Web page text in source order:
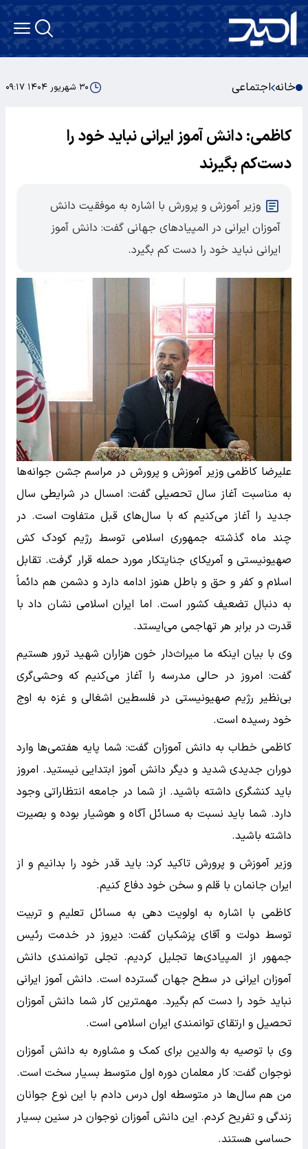
خانه اجتماعی ۳۰ شهریور ۱۴۰۴ ۰۹:۱۷
کاظمی: دانش آموز ایرانی نباید خود را
دست‌کم بگیرند
وزیر آموزش و پرورش با اشاره به موفقیت دانش
آموزان ایرانی در المپیادهای جهانی گفت: دانش آموز
ایرانی نباید خود را دست کم بگیرد.
علیرضا کاظمی وزیر آموزش و پرورش در مراسم جشن جوانه‌ها
به مناسبت آغاز سال تحصیلی گفت: امسال در شرایطی سال
جدید را آغاز می‌کنیم که با سال‌های قبل متفاوت است. در
چند ماه گذشته جمهوری اسلامی توسط رژیم کودک کش
صهیونیستی و آمریکای جنایتکار مورد حمله قرار گرفت. تقابل
اسلام و کفر و حق و باطل هنوز ادامه دارد و دشمن هم دائماً
به دنبال تضعیف کشور است. اما ایران اسلامی نشان داد با
قدرت در برابر هر تهاجمی می‌ایستد.
وی با بیان اینکه ما میراث‌دار خون هزاران شهید ترور هستیم
گفت: امروز در حالی مدرسه را آغاز می‌کنیم که وحشی‌گری
بی‌نظیر رژیم صهیونیستی در فلسطین اشغالی و غزه به اوج
خود رسیده است.
کاظمی خطاب به دانش آموزان گفت: شما پایه هفتمی‌ها وارد
دوران جدیدی شدید و دیگر دانش آموز ابتدایی نیستید. امروز
باید کنشگری داشته باشید. از شما در جامعه انتظاراتی وجود
دارد. شما باید نسبت به مسائل آگاه و هوشیار بوده و بصیرت
داشته باشید.
وزیر آموزش و پرورش تاکید کرد: باید قدر خود را بدانیم و از
ایران جانمان با قلم و سخن خود دفاع کنیم.
کاظمی با اشاره به اولویت دهی به مسائل تعلیم و تربیت
توسط دولت و آقای پزشکیان گفت: دیروز در خدمت رئیس
جمهور از المپیادی‌ها تجلیل کردیم. تجلی توانمندی دانش
آموزان ایرانی در سطح جهان گسترده است. دانش آموز ایرانی
نباید خود را دست کم بگیرد. مهمترین کار شما دانش آموزان
تحصیل و ارتقای توانمندی ایران اسلامی است.
وی با توصیه به والدین برای کمک و مشاوره به دانش آموزان
نوجوان گفت: کار معلمان دوره اول متوسط بسیار سخت است.
من هم سال‌ها در متوسطه اول درس دادم با این نوع جوانان
زندگی و تفریح کردم. این دانش آموزان نوجوان در سنین بسیار
حساسی هستند.